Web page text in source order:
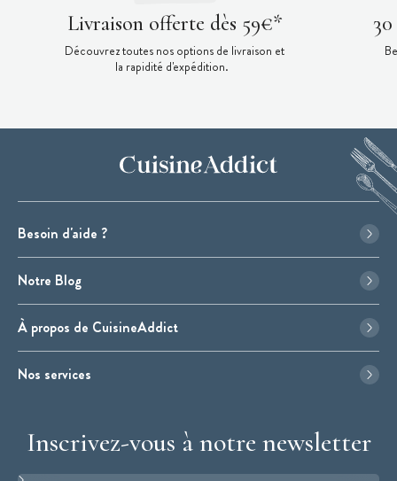
Livraison offerte dès 59€*
Découvrez toutes nos options de livraison et
la rapidité d'expédition.
Besoin d'aide ?
Notre Blog
À propos de CuisineAddict
Nos services
Inscrivez-vous à notre newsletter